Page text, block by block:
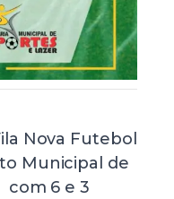
Nova Futebol
Municipal de
com 6 e 3